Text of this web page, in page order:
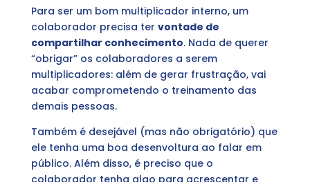
Para ser um bom multiplicador interno, um
colaborador precisa ter vontade de
compartilhar conhecimento. Nada de querer
“obrigar” os colaboradores a serem
multiplicadores: além de gerar frustração, vai
acabar comprometendo o treinamento das
demais pessoas.
Também é desejável (mas não obrigatório) que
ele tenha uma boa desenvoltura ao falar em
público. Além disso, é preciso que o